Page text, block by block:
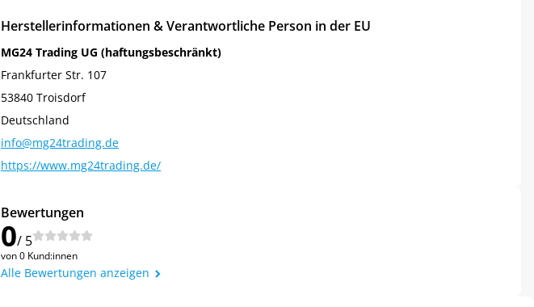
Herstellerinformationen & Verantwortliche Person in der EU
MG24 Trading UG (haftungsbeschränkt)
Frankfurter Str. 107
53840 Troisdorf
Deutschland
info@mg24trading.de
https://www.mg24trading.de/
Bewertungen
0/ 5
von 0 Kund:innen
Alle Bewertungen anzeigen